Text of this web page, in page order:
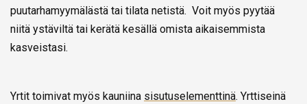
puutarhamyymälästä tai tilata netistä. Voit myös pyytää
niitä ystäviltä tai kerätä kesällä omista aikaisemmista
kasveistasi.
Yrtit toimivat myös kauniina sisutuselementtinä. Yrttiseinä